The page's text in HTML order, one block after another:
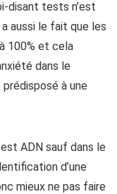
disant tests n’est
aussi le fait que les
100% et cela
dans le
à une
ADN sauf dans le
d’une
mieux ne pas faire